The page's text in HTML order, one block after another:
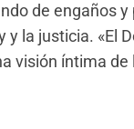
de engaños
y la justicia. «El
visión íntima